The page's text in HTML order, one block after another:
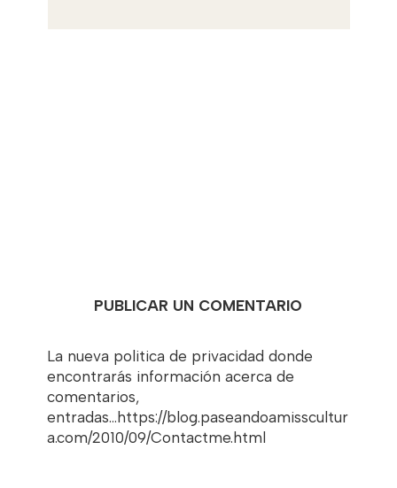
PUBLICAR UN COMENTARIO
La nueva politica de privacidad donde
encontrarás información acerca de
comentarios,
entradas...https://blog.paseandoamisscultur
a.com/2010/09/Contactme.html